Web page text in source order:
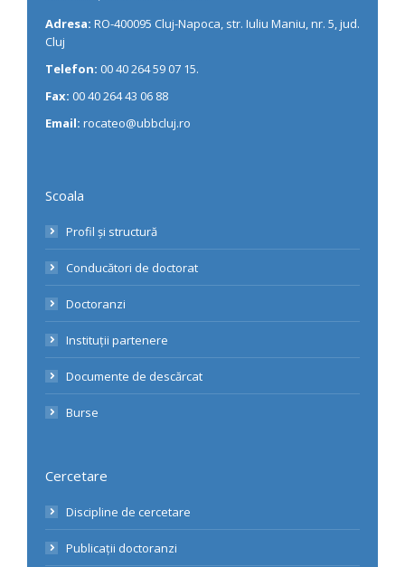
Adresa: RO-400095 Cluj-Napoca, str. Iuliu Maniu, nr. 5, jud.
Cluj
Telefon: 00 40 264 59 07 15.
Fax: 00 40 264 43 06 88
Email: rocateo@ubbcluj.ro
Scoala
Profil și structură
Conducători de doctorat
Doctoranzi
Instituții partenere
Documente de descărcat
Burse
Cercetare
Discipline de cercetare
Publicații doctoranzi